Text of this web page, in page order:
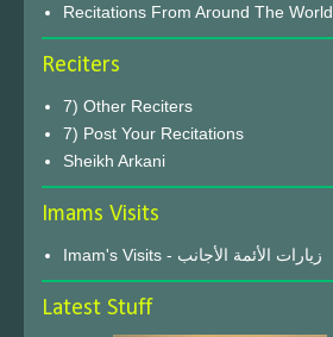
Recitations From Around The World
Reciters
7) Other Reciters
7) Post Your Recitations
Sheikh Arkani
Imams Visits
Imam's Visits - زيارات الأئمة الأجانب
Latest Stuff